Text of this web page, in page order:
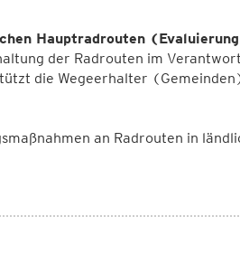
Hauptradrouten
der Radrouten im
die Wegeerhalter
an Radrouten in